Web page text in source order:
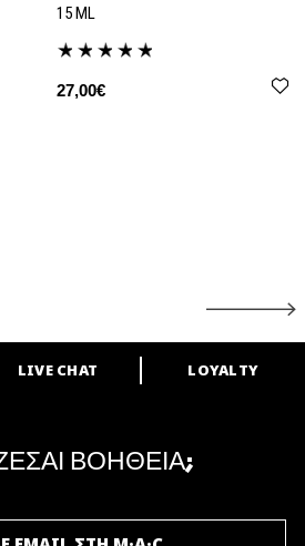
15 ML
27,00€
LOVER?
LIVE CHAT LOYALTY
ΒΟΗΘΕΙΑ;